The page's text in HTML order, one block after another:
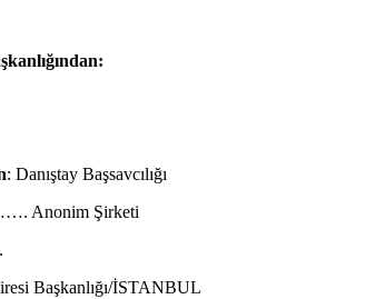
: Danıştay Başsavcılığı
Şirketi
Başkanlığı/İSTANBUL